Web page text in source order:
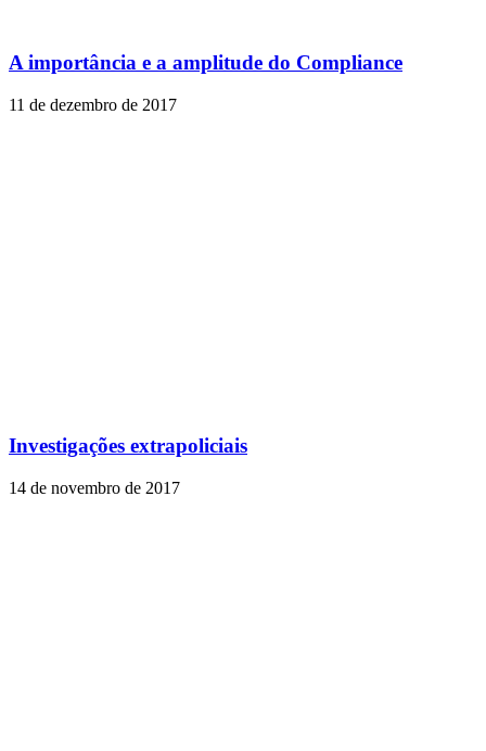
A importância e a amplitude do Compliance
11 de dezembro de 2017
Investigações extrapoliciais
14 de novembro de 2017